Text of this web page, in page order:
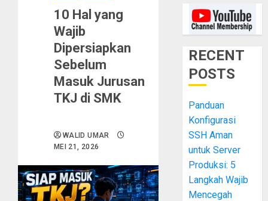
10 Hal yang
Wajib
Dipersiapkan
Sebelum
Masuk Jurusan
TKJ di SMK
WALID UMAR
MEI 21, 2026
RECENT
POSTS
Panduan
Konfigurasi
SSH Aman
untuk Server
Produksi: 5
Langkah Wajib
Mencegah